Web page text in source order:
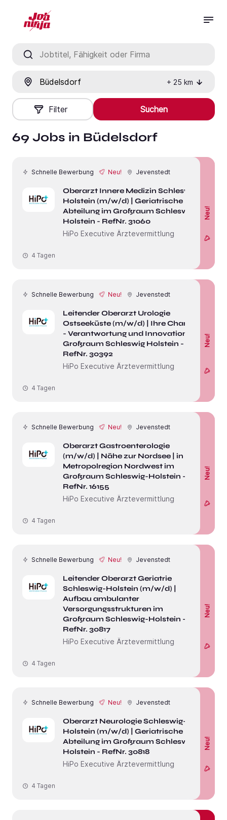
+ 25 km
Filter Suchen
69 Jobs in Büdelsdorf
Schnelle Bewerbung Neu! Jevenstedt
Oberarzt Innere Medizin Schleswig-
Holstein (m/w/d) | Geriatrische
Abteilung im Großraum Schleswig-
Holstein - RefNr. 31060
HiPo Executive Ärztevermittlung
Neu!
4 Tagen
Schnelle Bewerbung Neu! Jevenstedt
Leitender Oberarzt Urologie
Ostseeküste (m/w/d) | Ihre Chance
- Verantwortung und Innovation im
Großraum Schleswig Holstein -
RefNr. 30392
HiPo Executive Ärztevermittlung
Neu!
4 Tagen
Schnelle Bewerbung Neu! Jevenstedt
Oberarzt Gastroenterologie
(m/w/d) | Nähe zur Nordsee | in der
Metropolregion Nordwest im
Großraum Schleswig-Holstein -
RefNr. 16155
HiPo Executive Ärztevermittlung
Neu!
4 Tagen
Schnelle Bewerbung Neu! Jevenstedt
Leitender Oberarzt Geriatrie
Schleswig-Holstein (m/w/d) |
Aufbau ambulanter
Versorgungsstrukturen im
Großraum Schleswig-Holstein -
RefNr. 30817
HiPo Executive Ärztevermittlung
Neu!
4 Tagen
Schnelle Bewerbung Neu! Jevenstedt
Oberarzt Neurologie Schleswig-
Holstein (m/w/d) | Geriatrische
Abteilung im Großraum Schleswig-
Holstein - RefNr. 30818
HiPo Executive Ärztevermittlung
Neu!
4 Tagen